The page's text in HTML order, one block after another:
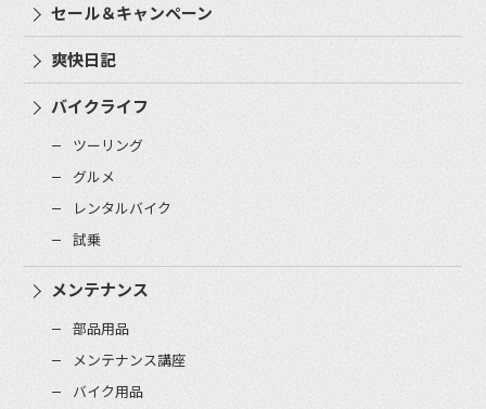
セール＆キャンペーン
爽快日記
バイクライフ
ツーリング
グルメ
レンタルバイク
試乗
メンテナンス
部品用品
メンテナンス講座
バイク用品